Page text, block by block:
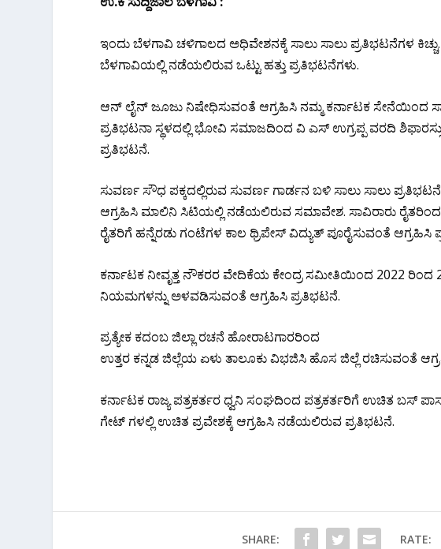
ಇಂದು ಬೆಳಗಾವಿ ಚಳಿಗಾಲದ ಅಧಿವೇಶನಕ್ಕೆ ಸಾಲು ಸಾಲು ಪ್ರತಿಭಟನೆಗಳ
ಬೆಳಗಾವಿಯಲ್ಲಿ ನಡೆಯಲಿರುವ ಒಟ್ಟು ಹತ್ತು ಪ್ರತಿಭಟನೆಗಳು.
ಆನ್ ಲೈನ್ ಜೂಜು ನಿಷೇಧಿಸುವಂತೆ ಆಗ್ರಹಿಸಿ ನಮ್ಮ ಕರ್ನಾಟಕ ಸೇನೆಯಿಂದ
ಪ್ರತಿಭಟನಾ ಸ್ಥಳದಲ್ಲಿ ಭೋವಿ ಸಮಾಜದಿಂದ ವಿ ಎಸ್ ಉಗ್ರಪ್ಪ ವರದಿ
ಪ್ರತಿಭಟನೆ.
ಸುವರ್ಣ ಸೌಧ ಪಕ್ಕದಲ್ಲಿರುವ ಸುವರ್ಣ ಗಾರ್ಡನ ಬಳಿ‌ ಸಾಲು ಸಾಲು
ಆಗ್ರಹಿಸಿ ಮಾಲಿನಿ ಸಿಟಿಯಲ್ಲಿ ನಡೆಯಲಿರುವ ಸಮಾವೇಶ. ಸಾವಿರಾರು ರೈತರಿಂದ
ರೈತರಿಗೆ ಹನ್ನೆರಡು ಗಂಟೆಗಳ ಕಾಲ ಥ್ರಿಪೇಸ್ ವಿದ್ಯುತ್ ಪೂರೈಸುವಂತೆ ಆಗ್ರಹಿಸಿ
ಕರ್ನಾಟಕ ನೀವೃತ್ತ ನೌಕರರ ವೇದಿಕೆಯ ಕೇಂದ್ರ ಸಮೀತಿಯಿಂದ 2022
ನಿಯಮಗಳನ್ನು ಅಳವಡಿಸುವಂತೆ ಆಗ್ರಹಿಸಿ ಪ್ರತಿಭಟನೆ.
ಪ್ರತ್ಯೇಕ ಕದಂಬ ಜಿಲ್ಲಾ ರಚನೆ ಹೋರಾಟಗಾರರಿಂದ
ಉತ್ತರ ಕನ್ನಡ ಜಿಲ್ಲೆಯ ಏಳು ತಾಲೂಕು ವಿಭಜಿಸಿ ಹೊಸ ಜಿಲ್ಲೆ ರಚಿಸುವಂತೆ
ಕರ್ನಾಟಕ ರಾಜ್ಯ ಪತ್ರಕರ್ತರ ಧ್ವನಿ ಸಂಘದಿಂದ ಪತ್ರಕರ್ತರಿಗೆ ಉಚಿತ ಬಸ್
ಗೇಟ್ ಗಳಲ್ಲಿ ಉಚಿತ ಪ್ರವೇಶಕ್ಕೆ ಆಗ್ರಹಿಸಿ ನಡೆಯಲಿರುವ ಪ್ರತಿಭಟನೆ.
SHARE: RATE: